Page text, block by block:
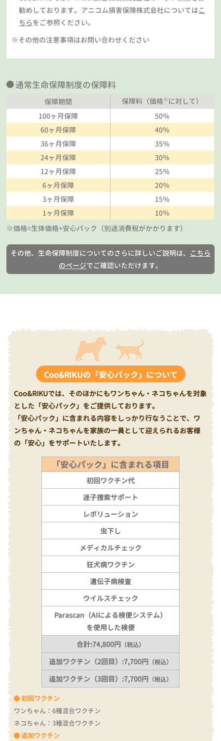
勧めしております。アニコム損害保険株式会社についてはこ
ちらをご参照ください。
※その他の注意事項はお問い合わせください
通常生命保障制度の保障料
保障期間 保障料（価格※に対して）
100ヶ月保障
50％
60ヶ月保障
40％
36ヶ月保障
35％
24ヶ月保障
30％
12ヶ月保障
25％
6ヶ月保障
20％
3ヶ月保障
15％
1ヶ月保障
10％
※価格=生体価格+安心パック（別途消費税がかかります）
その他、生命保障制度についてのさらに詳しいご説明は、 こちら
のページでご確認いただけます。
Coo&RIKUの「安心パック」について
Coo&RIKUでは、そのほかにもワンちゃん・ネコちゃんを対象
とした「安心パック」をご提供しております。
「安心パック」に含まれる内容をしっかり行なうことで、ワ
ンちゃん・ネコちゃんを家族の一員として迎えられるお客様
の「安心」をサポートいたします。
初回ワクチン
ワンちゃん：6種混合ワクチン
ネコちゃん：3種混合ワクチン
追加ワクチン
「安心パック」に含まれる項目
初回ワクチン代
迷子捜索サポート
レボリューション
虫下し
メディカルチェック
狂犬病ワクチン
遺伝子病検査
ウイルスチェック
Parascan（AIによる検便システム）
を使用した検便
合計:74,800円 （税込）
追加ワクチン（2回目）:7,700円 （税込）
追加ワクチン（3回目）:7,700円 （税込）